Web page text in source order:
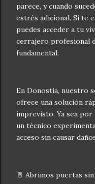
parece, y cuando
estrés adicional. Si te
puedes acceder a tu
cerrajero profesional
fundamental.
En Donostia, nuestro
ofrece una solución
imprevisto. Ya sea
un técnico
acceso sin causar
🚪 Abrimos puertas